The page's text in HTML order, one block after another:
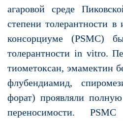
агаровой среде
степени толерантности в
консорциуме (PSMC)
толерантности in vitro.
тиометоксан, эмамектин
флубендиамид,
форат) проявляли
переносимости.